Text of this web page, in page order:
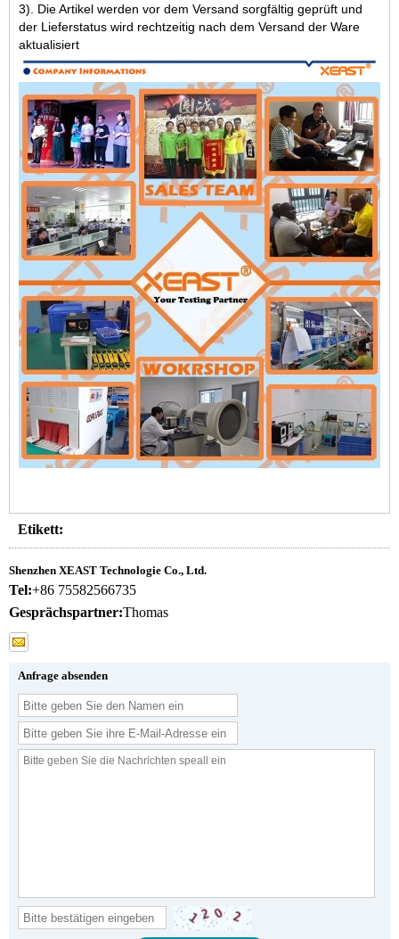
3). Die Artikel werden vor dem Versand sorgfältig geprüft und
der Lieferstatus wird rechtzeitig nach dem Versand der Ware
aktualisiert
Etikett:
Shenzhen XEAST Technologie Co., Ltd.
Tel:+86 75582566735
Gesprächspartner:Thomas
Anfrage absenden